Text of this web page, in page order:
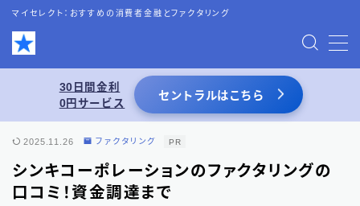
マイセレクト：おすすめの消費者金融とファクタリング
MENU
お問い合わせ
特定商取引法表記
30日間金利
0円サービス
セントラルはこちら
2025.11.26 ファクタリング PR
シンキコーポレーションのファクタリングの
口コミ！資金調達まで